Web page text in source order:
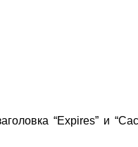
“Expires” и